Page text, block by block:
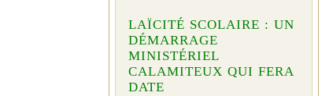
LAÏCITÉ SCOLAIRE : UN
DÉMARRAGE
MINISTÉRIEL
CALAMITEUX QUI FERA
DATE